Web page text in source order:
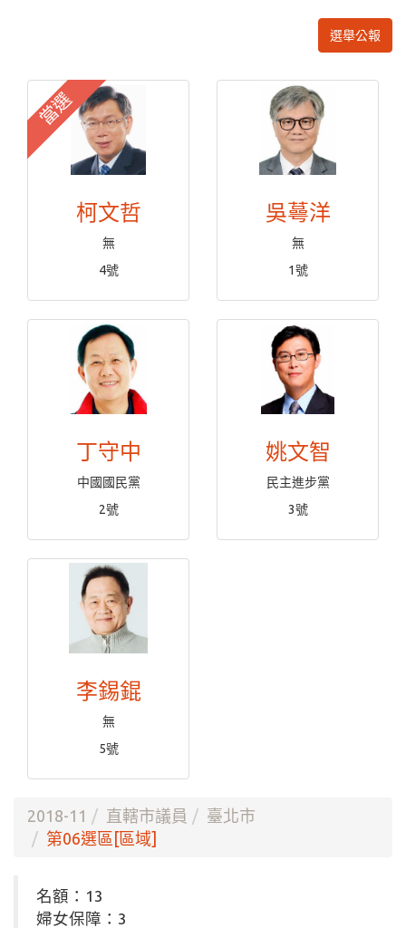
選舉公報
當選
柯文哲
無
4號
吳蕚洋
無
1號
丁守中
中國國民黨
2號
姚文智
民主進步黨
3號
李錫錕
無
5號
2018-11 直轄市議員
臺北市
第06選區[區域]
名額：13
婦女保障：3